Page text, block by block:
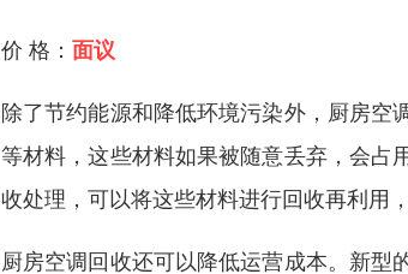
价 格： 面议
除了节约能源和降低环境污染外，厨房空
等材料，这些材料如果被随意丢弃，会占
收处理，可以将这些材料进行回收再利用
厨房空调回收还可以降低运营成本。新型